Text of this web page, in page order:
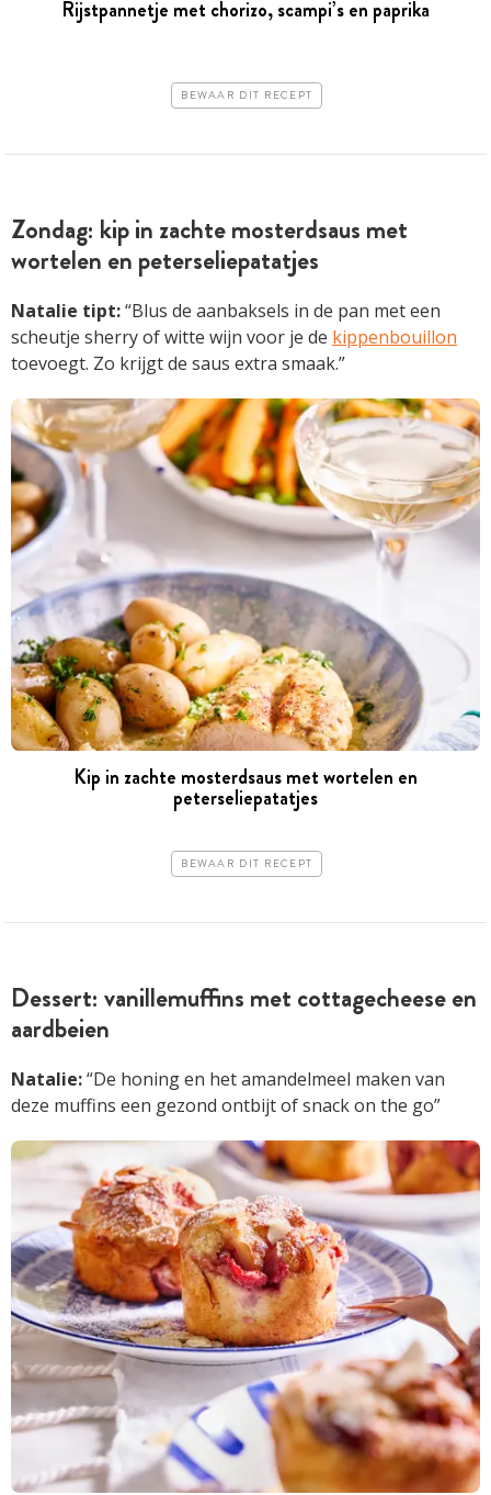
Rijstpannetje met chorizo, scampi’s en paprika
BEWAAR DIT RECEPT
Zondag: kip in zachte mosterdsaus met
wortelen en peterseliepatatjes
Natalie tipt:“Blus de aanbaksels in de pan met een
scheutje sherry of witte wijn voor je de kippenbouillon
toevoegt. Zo krijgt de saus extra smaak.”
Kip in zachte mosterdsaus met wortelen en
peterseliepatatjes
BEWAAR DIT RECEPT
Dessert: vanillemuffins met cottagecheese en
aardbeien
Natalie:“De honing en het amandelmeel maken van
deze muffins een gezond ontbijt of snack on the go”